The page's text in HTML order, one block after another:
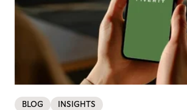
BLOG INSIGHTS